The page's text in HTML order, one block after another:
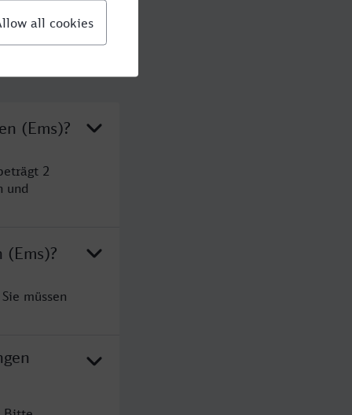
(Ems)?
2
und
müssen